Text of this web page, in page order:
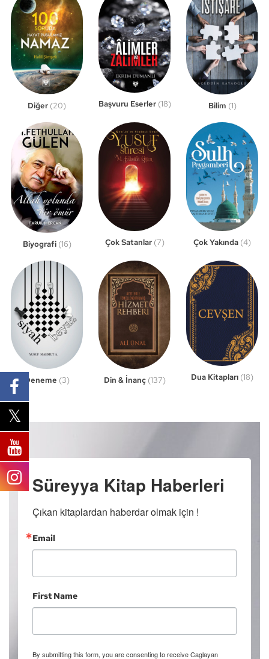
Diğer (20) Başvuru Eserler (18) Bilim (1)
Biyografi (16) Çok Satanlar (7) Çok Yakında (4)
Deneme (3) Din & İnanç (137) Dua Kitapları (18)
Süreyya Kitap Haberleri
Çıkan kitaplardan haberdar olmak için !
Email
First Name
By submitting this form, you are consenting to receive Caglayan